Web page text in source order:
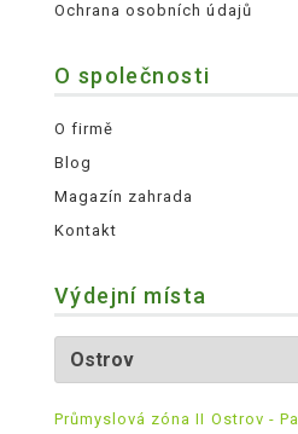
Ochrana osobních údajů
O společnosti
O firmě
Blog
Magazín zahrada
Kontakt
Výdejní místa
Průmyslová zóna II Ostrov -